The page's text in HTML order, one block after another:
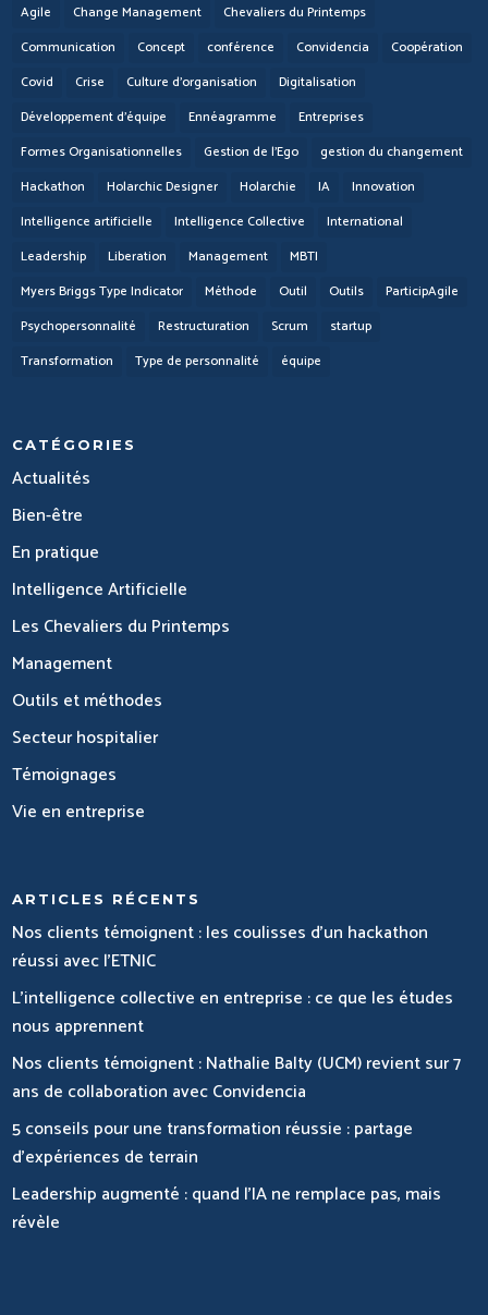
Agile Change Management
Chevaliers du Printemps
Communication
Concept conférence Convidencia
Coopération
Covid
Crise Culture d'organisation
Digitalisation
Développement d'équipe
Ennéagramme
Entreprises
Formes Organisationnelles
Gestion de l'Ego
gestion du changement
Hackathon
Holarchic Designer Holarchie IA
Innovation
Intelligence artificielle
Intelligence Collective
International
Leadership
Liberation Management
MBTI
Myers Briggs Type Indicator
Méthode Outil Outils
ParticipAgile
Psychopersonnalité
Restructuration Scrum
startup
Transformation
Type de personnalité équipe
CATÉGORIES
Actualités
Bien-être
En pratique
Intelligence Artificielle
Les Chevaliers du Printemps
Management
Outils et méthodes
Secteur hospitalier
Témoignages
Vie en entreprise
ARTICLES RÉCENTS
Nos clients témoignent : les coulisses d’un hackathon
réussi avec l’ETNIC
L’intelligence collective en entreprise : ce que les études
nous apprennent
Nos clients témoignent : Nathalie Balty (UCM) revient sur 7
ans de collaboration avec Convidencia
5 conseils pour une transformation réussie : partage
d’expériences de terrain
Leadership augmenté : quand l’IA ne remplace pas, mais
révèle